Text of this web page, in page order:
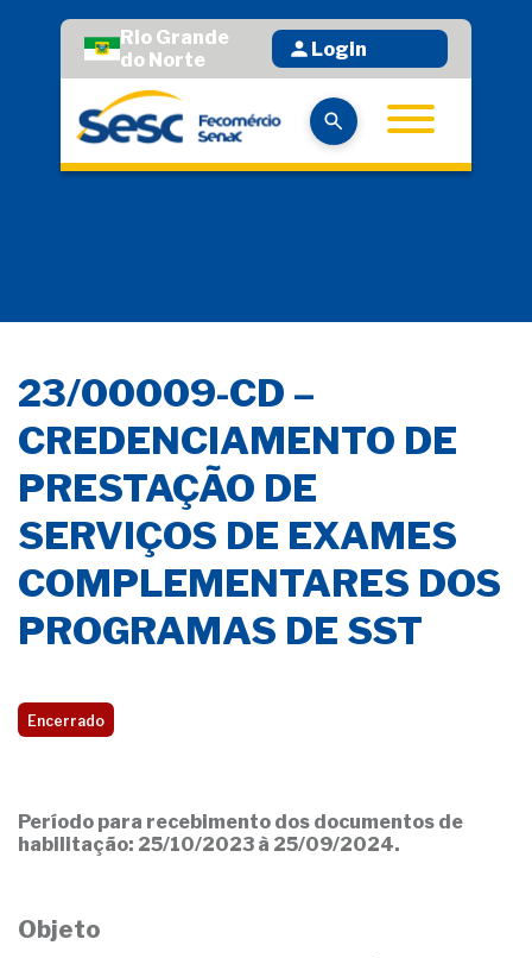
Rio Grande
do Norte
Login
23/00009-CD –
CREDENCIAMENTO DE
PRESTAÇÃO DE
SERVIÇOS DE EXAMES
COMPLEMENTARES DOS
PROGRAMAS DE SST
Encerrado
Período para recebimento dos documentos de
habilitação: 25/10/2023 à 25/09/2024.
Objeto